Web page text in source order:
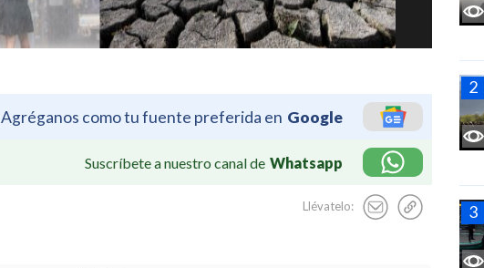
Agréganos como tu fuente preferida en Google
Suscríbete a nuestro canal de Whatsapp
Llévatelo: